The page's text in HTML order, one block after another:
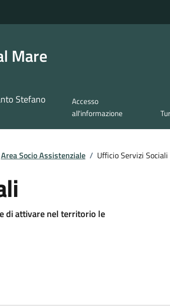
Mare
Stefano
Accesso
all'informazione
Area Socio Assistenziale / Ufficio Servizi Sociali
di attivare nel territorio le